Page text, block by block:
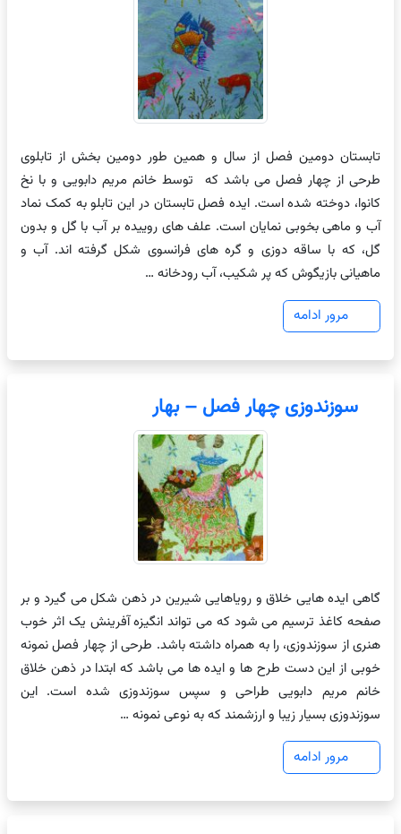
تابستان دومین فصل از سال و همین طور دومین بخش از تابلوی
طرحی از چهار فصل می باشد که توسط خانم مریم دابویی و با نخ
کانوا، دوخته شده است. ایده فصل تابستان در این تابلو به کمک نماد
آب و ماهی بخوبی نمایان است. علف های روییده بر آب با گل و بدون
گل، که با ساقه دوزی و گره های فرانسوی شکل گرفته اند. آب و
ماهیانی بازیگوش که پر شکیب، آب رودخانه …
مرور ادامه
سوزندوزی چهار فصل – بهار
گاهی ایده هایی خلاق و رویاهایی شیرین در ذهن شکل می گیرد و بر
صفحه کاغذ ترسیم می شود که می تواند انگیزه آفرینش یک اثر خوب
هنری از سوزندوزی، را به همراه داشته باشد. طرحی از چهار فصل نمونه
خوبی از این دست طرح ها و ایده ها می باشد که ابتدا در ذهن خلاق
خانم مریم دابویی طراحی و سپس سوزندوزی شده است. این
سوزندوزی بسیار زیبا و ارزشمند که به نوعی نمونه …
مرور ادامه